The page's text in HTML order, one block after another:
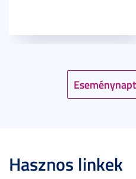
Hasznos linkek